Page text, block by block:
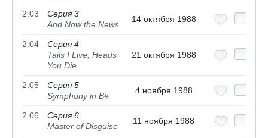
2.03
Серия 3
And Now the News
14 октября 1988
2.04
Серия 4
Tails I Live, Heads
You Die
21 октября 1988
2.05
Серия 5
Symphony in B#
4 ноября 1988
2.06
Серия 6
Master of Disguise
11 ноября 1988